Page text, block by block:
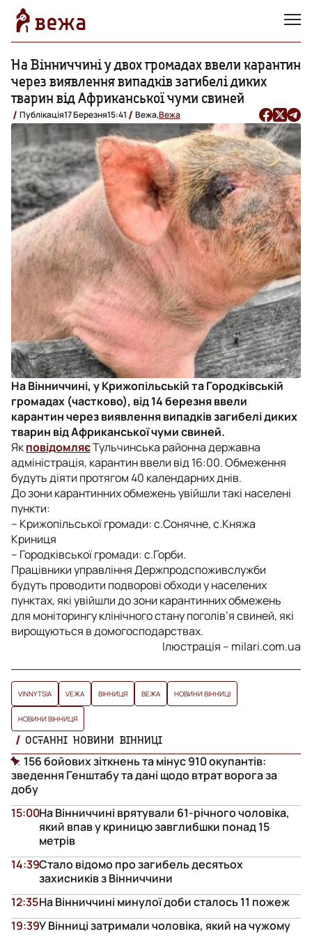
На Вінниччині у двох громадах ввели карантин
через виявлення випадків загибелі диких
тварин від Африканської чуми свиней
Публікація17 Березня15:41 Вежа,Вежа
На Вінниччині, у Крижопільській та Городківській
громадах (частково), від 14 березня ввели
карантин через виявлення випадків загибелі диких
тварин від Африканської чуми свиней.
ЯкповідомляєТульчинська районна державна
адміністрація, карантин ввели від 16:00. Обмеження
будуть діяти протягом 40 календарних днів.
До зони карантинних обмежень увійшли такі населені
пункти:
– Крижопільської громади: с.Сонячне, с.Княжа
Криниця
– Городківської громади: с.Горби.
Працівники управління Держпродспоживслужби
будуть проводити подворові обходи у населених
пунктах, які увійшли до зони карантинних обмежень
для моніторингу клінічного стану поголів’я свиней, які
вирощуються в домогосподарствах.
Ілюстрація – milari.com.ua
VINNYTSIA VЕЖА ВІННИЦЯ ВЕЖА НОВИНИ ВІННИЦІ
НОВИНИ ВІННИЦЯ
ОСТАННІ НОВИНИ ВІННИЦІ
156 бойових зіткнень та мінус 910 окупантів:
зведення Генштабу та дані щодо втрат ворога за
добу
На Вінниччині врятували 61-річного чоловіка,
який впав у криницю завглибшки понад 15
метрів
15:00
Стало відомо про загибель десятьох
захисників з Вінниччини
14:39
На Вінниччині минулої доби сталось 11 пожеж
12:35
У Вінниці затримали чоловіка, який на чужому
19:39